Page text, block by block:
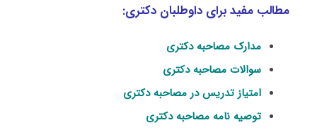
مطالب مفید برای داوطلبان دکتری:
مدارک مصاحبه دکتری
سوالات مصاحبه دکتری
امتیاز تدریس در مصاحبه دکتری
توصیه نامه مصاحبه دکتری